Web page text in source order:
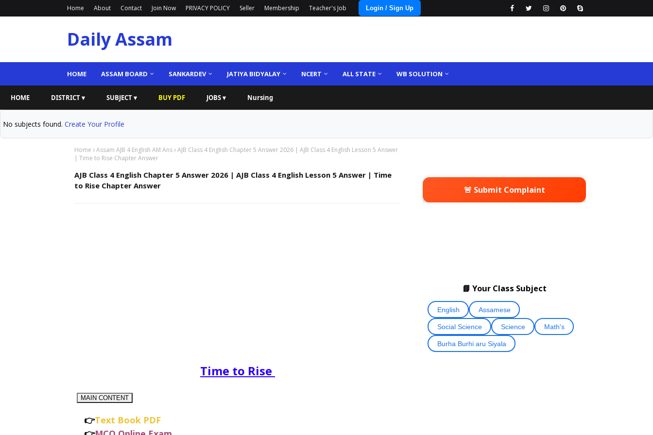
Home About Contact Join Now PRIVACY POLICY Seller Membership Teacher's Job Login / Sign Up
Daily Assam
HOME ASSAM BOARD SANKARDEV JATIYA BIDYALAY NCERT ALL STATE WB SOLUTION
HOME DISTRICT ▾ SUBJECT ▾ BUY PDF JOBS ▾ Nursing
No subjects found. Create Your Profile
Home Assam AJB 4 English AM Ans AJB Class 4 English Chapter 5 Answer 2026 | AJB Class 4 English Lesson 5 Answer
| Time to Rise Chapter Answer
AJB Class 4 English Chapter 5 Answer 2026 | AJB Class 4 English Lesson 5 Answer | Time
to Rise Chapter Answer
Time to Rise
MAIN CONTENT
👉Text Book PDF
🚨 Submit Complaint
📘 Your Class Subject
English Assamese
Social Science Science Math's
Burha Burhi aru Siyala